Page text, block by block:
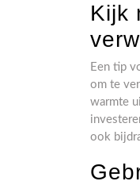
Kijk
Een tip
om te
warmte
ook